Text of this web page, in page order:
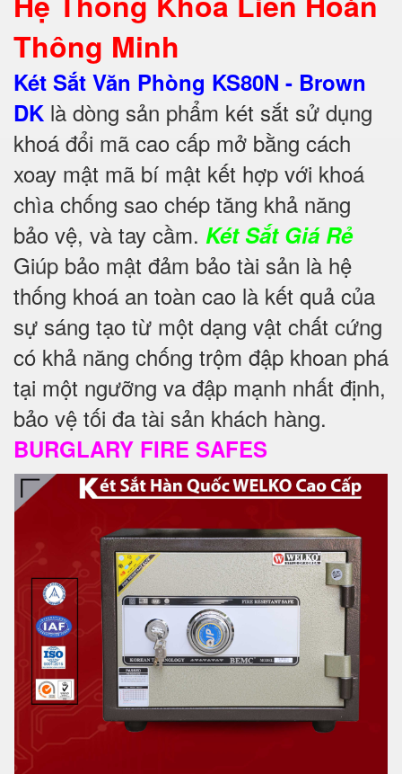
Thông Minh
Két Sắt Văn Phòng KS80N - Brown
DK là dòng sản phẩm két sắt sử dụng
khoá đổi mã cao cấp mở bằng cách
xoay mật mã bí mật kết hợp với khoá
chìa chống sao chép tăng khả năng
bảo vệ, và tay cầm. Két Sắt Giá Rẻ
Giúp bảo mật đảm bảo tài sản là hệ
thống khoá an toàn cao là kết quả của
sự sáng tạo từ một dạng vật chất cứng
có khả năng chống trộm đập khoan phá
tại một ngưỡng va đập mạnh nhất định,
bảo vệ tối đa tài sản khách hàng.
BURGLARY FIRE SAFES